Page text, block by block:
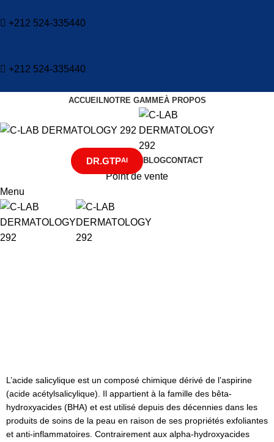
+212 524-335440
+212 524-335440
ACCUEILNOTRE GAMMEÀ PROPOS
DR.GTPAI BLOGCONTACT
Point de vente
Menu
L’acide salicylique est un composé chimique dérivé de l’aspirine
(acide acétylsalicylique). Il appartient à la famille des bêta-
hydroxyacides (BHA) et est utilisé depuis des décennies dans les
produits de soins de la peau en raison de ses propriétés exfoliantes
et anti-inflammatoires. Contrairement aux alpha-hydroxyacides